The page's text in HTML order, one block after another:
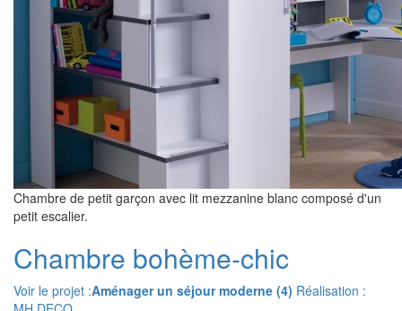
Chambre de petit garçon avec lit mezzanine blanc composé d'un
petit escalier.
Chambre bohème-chic
Voir le projet :Aménager un séjour moderne (4) Réalisation :